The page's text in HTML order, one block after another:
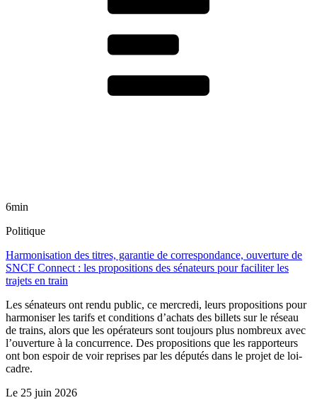
6min
Politique
Harmonisation des titres, garantie de correspondance, ouverture de
SNCF Connect : les propositions des sénateurs pour faciliter les
trajets en train
Les sénateurs ont rendu public, ce mercredi, leurs propositions pour
harmoniser les tarifs et conditions d’achats des billets sur le réseau
de trains, alors que les opérateurs sont toujours plus nombreux avec
l’ouverture à la concurrence. Des propositions que les rapporteurs
ont bon espoir de voir reprises par les députés dans le projet de loi-
cadre.
Le 25 juin 2026